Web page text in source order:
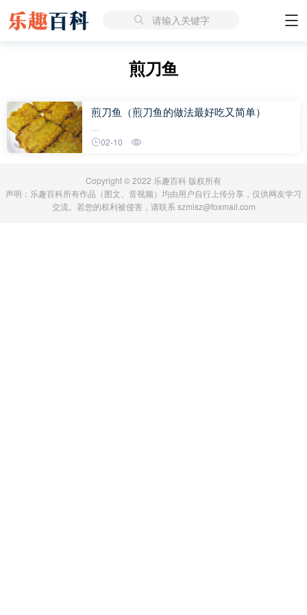
请输入关键字
煎刀鱼
煎刀鱼（煎刀鱼的做法最好吃又简单）
...
02-10
Copyright © 2022 乐趣百科 版权所有
声明：乐趣百科所有作品（图文、音视频）均由用户自行上传分享，仅供网友学习
交流。若您的权利被侵害，请联系 szmisz@foxmail.com